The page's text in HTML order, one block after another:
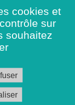
cookies et
sur
souhaitez